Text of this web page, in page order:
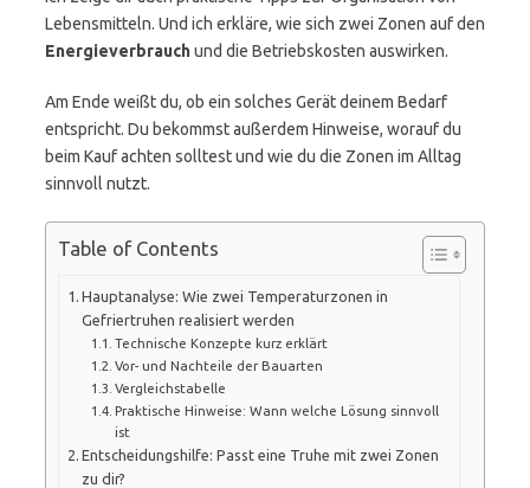
Lebensmitteln. Und ich erkläre, wie sich zwei Zonen auf den
Energieverbrauchund die Betriebskosten auswirken.
Am Ende weißt du, ob ein solches Gerät deinem Bedarf
entspricht. Du bekommst außerdem Hinweise, worauf du
beim Kauf achten solltest und wie du die Zonen im Alltag
sinnvoll nutzt.
Table of Contents
Hauptanalyse: Wie zwei Temperaturzonen in
Gefriertruhen realisiert werden
Technische Konzepte kurz erklärt
Vor- und Nachteile der Bauarten
Vergleichstabelle
Praktische Hinweise: Wann welche Lösung sinnvoll
ist
Entscheidungshilfe: Passt eine Truhe mit zwei Zonen
zu dir?